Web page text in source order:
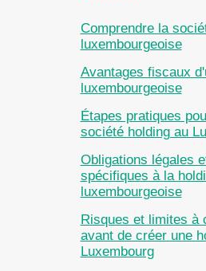
Comprendre la
luxembourgeoise
Avantages fiscaux
luxembourgeoise
Étapes pratiques
société holding au
Obligations légales
spécifiques à la
luxembourgeoise
Risques et limites à
avant de créer une
Luxembourg